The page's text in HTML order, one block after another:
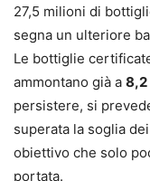
27,5 milioni di
segna un ulteriore
Le bottiglie
ammontano già a 8,2
persistere, si
superata la soglia dei
obiettivo che solo
portata.